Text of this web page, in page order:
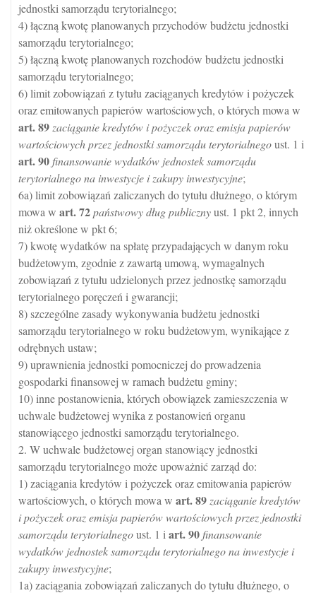
jednostki samorządu terytorialnego;
4) łączną kwotę planowanych przychodów budżetu jednostki
samorządu terytorialnego;
5) łączną kwotę planowanych rozchodów budżetu jednostki
samorządu terytorialnego;
6) limit zobowiązań z tytułu zaciąganych kredytów i pożyczek
oraz emitowanych papierów wartościowych, o których mowa w
art.89 zaciąganie kredytów i pożyczek oraz emisja papierów
wartościowych przez jednostki samorządu terytorialnegoust. 1 i
art.90 finansowanie wydatków jednostek samorządu
terytorialnego na inwestycje i zakupy inwestycyjne;
6a) limit zobowiązań zaliczanych do tytułu dłużnego, o którym
mowa w art.72państwowy dług publicznyust. 1 pkt 2, innych
niż określone w pkt 6;
7) kwotę wydatków na spłatę przypadających w danym roku
budżetowym, zgodnie z zawartą umową, wymagalnych
zobowiązań z tytułu udzielonych przez jednostkę samorządu
terytorialnego poręczeń i gwarancji;
8) szczególne zasady wykonywania budżetu jednostki
samorządu terytorialnego w roku budżetowym, wynikające z
odrębnych ustaw;
9) uprawnienia jednostki pomocniczej do prowadzenia
gospodarki finansowej w ramach budżetu gminy;
10) inne postanowienia, których obowiązek zamieszczenia w
uchwale budżetowej wynika z postanowień organu
stanowiącego jednostki samorządu terytorialnego.
2. W uchwale budżetowej organ stanowiący jednostki
samorządu terytorialnego może upoważnić zarząd do:
1) zaciągania kredytów i pożyczek oraz emitowania papierów
wartościowych, o których mowa w art.89 zaciąganie kredytów
i pożyczek oraz emisja papierów wartościowych przez jednostki
samorządu terytorialnegoust. 1 i art.90 finansowanie
wydatków jednostek samorządu terytorialnego na inwestycje i
zakupy inwestycyjne;
1a) zaciągania zobowiązań zaliczanych do tytułu dłużnego, o